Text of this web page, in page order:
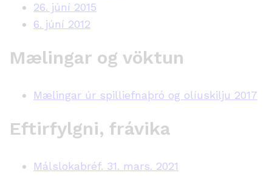
26. júní 2015
6. júní 2012
Mælingar og vöktun
Mælingar úr spilliefnaþró og olíuskilju 2017
Eftirfylgni, frávika
Málslokabréf. 31. mars. 2021